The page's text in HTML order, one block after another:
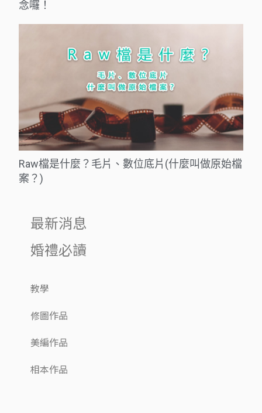
念囉！
Raw檔是什麼？毛片、數位底片(什麼叫做原始檔
案？)
最新消息
婚禮必讀
教學
修圖作品
美編作品
相本作品